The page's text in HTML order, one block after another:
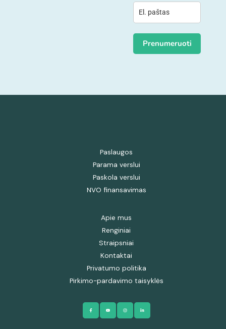
Prenumeruoti
Paslaugos
Parama verslui
Paskola verslui
NVO finansavimas
Apie mus
Renginiai
Straipsniai
Kontaktai
Privatumo politika
Pirkimo-pardavimo taisyklės